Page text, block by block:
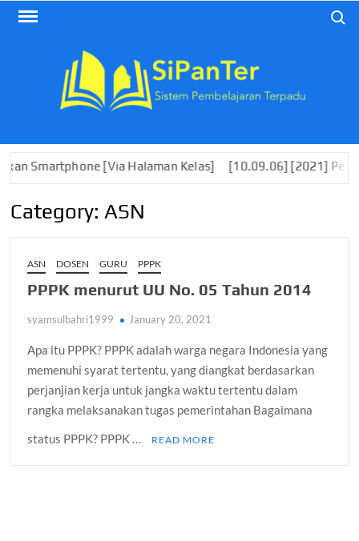
Skip
[Via Halaman Kelas] [10.09.06] [2021]
Category: ASN
ASN DOSEN GURU PPPK
PPPK menurut UU No. 05 Tahun 2014
syamsulbahri1999 January 20, 2021
Apa itu PPPK? PPPK adalah warga negara Indonesia yang
memenuhi syarat tertentu, yang diangkat berdasarkan
perjanjian kerja untuk jangka waktu tertentu dalam
rangka melaksanakan tugas pemerintahan Bagaimana
status PPPK? PPPK …
READ MORE